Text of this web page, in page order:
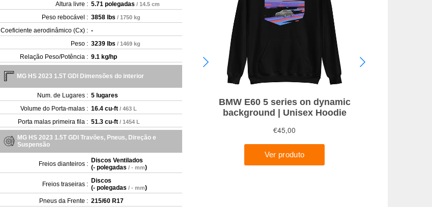
Altura livre : 5.71 polegadas / 14.5 cm
Peso rebocável : 3858 lbs / 1750 kg
Coeficiente aerodinâmico (Cx) : -
Peso : 3239 lbs / 1469 kg
Relação Peso/Potência : 9.1 kg/hp
MG HS 2023 1.5T GDI Dimensões do interior
Num. de Lugares : 5 lugares
Volume do Porta-malas : 16.4 cu-ft / 463 L
Porta malas primeira fila : 51.3 cu-ft / 1454 L
MG HS 2023 1.5T GDI Travões, Pneus, Direção e
Suspensão
Freios dianteiros : Discos Ventilados
(- polegadas / - mm)
Freios traseiras : Discos
(- polegadas / - mm)
Pneus da Frente : 215/60 R17